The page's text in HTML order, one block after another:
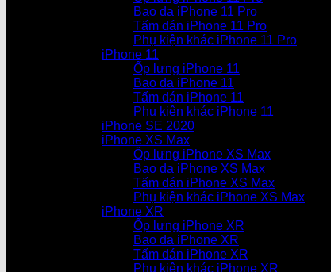
Bao da iPhone 11 Pro
Tấm dán iPhone 11 Pro
Phụ kiện khác iPhone 11 Pro
iPhone 11
Ốp lưng iPhone 11
Bao da iPhone 11
Tấm dán iPhone 11
Phụ kiện khác iPhone 11
iPhone SE 2020
iPhone XS Max
Ốp lưng iPhone XS Max
Bao da iPhone XS Max
Tấm dán iPhone XS Max
Phụ kiện khác iPhone XS Max
iPhone XR
Ốp lưng iPhone XR
Bao da iPhone XR
Tấm dán iPhone XR
Phụ kiện khác iPhone XR